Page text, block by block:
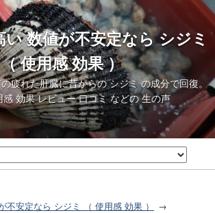
い 数値が不安定なら シジミ
（ 使用感 効果 ）
疲れた肝臓に昔からの シジミ の成分で回復。
感 効果 レビュー 口コミ などの 生の声
不安定なら シジミ （ 使用感 効果 ）